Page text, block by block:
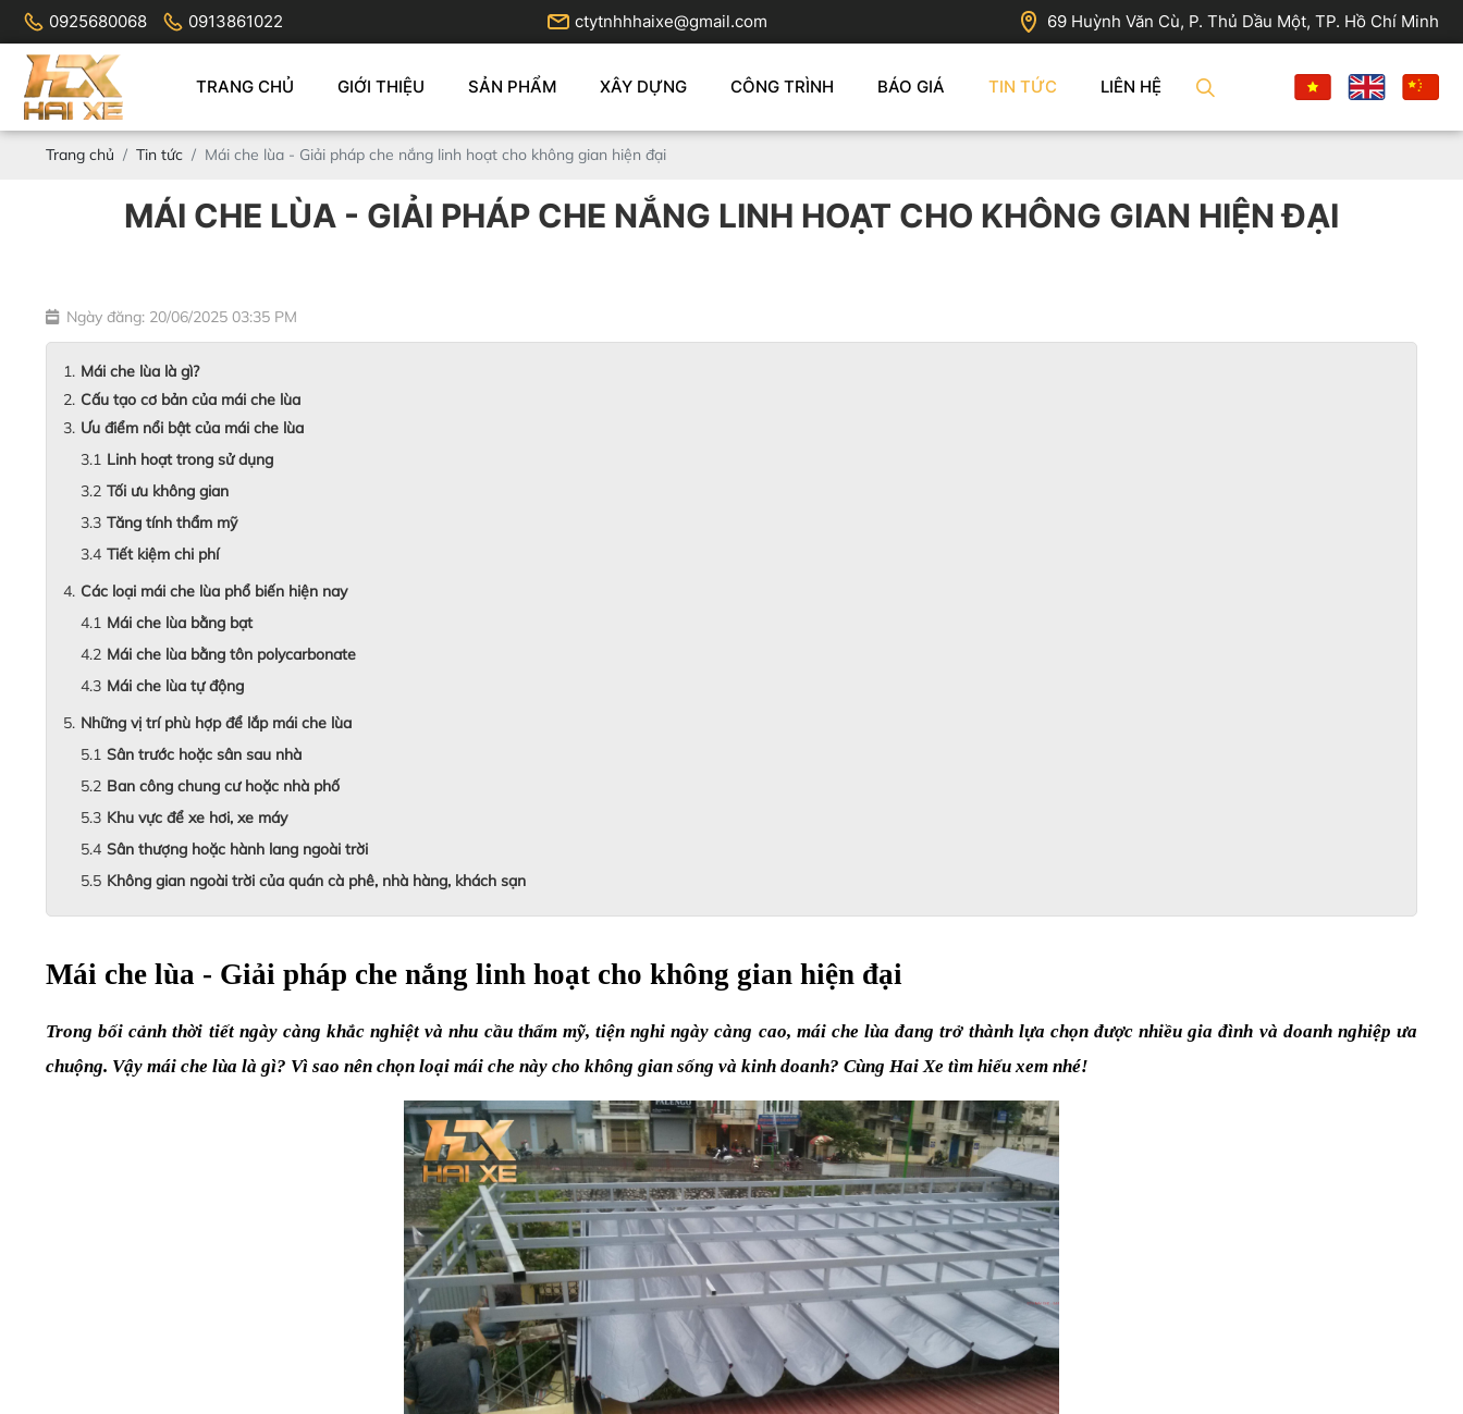
0925680068 0913861022 ctytnhhhaixe@gmail.com 69 Huỳnh Văn Cù, P. Thủ Dầu Một, TP. Hồ Chí Minh
TRANG CHỦ GIỚI THIỆU SẢN PHẨM XÂY DỰNG CÔNG TRÌNH BÁO GIÁ TIN TỨC LIÊN HỆ
Trang chủ Tin tức Mái che lùa - Giải pháp che nắng linh hoạt cho không gian hiện đại
MÁI CHE LÙA - GIẢI PHÁP CHE NẮNG LINH HOẠT CHO KHÔNG GIAN HIỆN ĐẠI
Ngày đăng: 20/06/2025 03:35 PM
Mái che lùa là gì?
Cấu tạo cơ bản của mái che lùa
Ưu điểm nổi bật của mái che lùa
Linh hoạt trong sử dụng
Tối ưu không gian
Tăng tính thẩm mỹ
Tiết kiệm chi phí
Các loại mái che lùa phổ biến hiện nay
Mái che lùa bằng bạt
Mái che lùa bằng tôn polycarbonate
Mái che lùa tự động
Những vị trí phù hợp để lắp mái che lùa
Sân trước hoặc sân sau nhà
Ban công chung cư hoặc nhà phố
Khu vực để xe hơi, xe máy
Sân thượng hoặc hành lang ngoài trời
Không gian ngoài trời của quán cà phê, nhà hàng, khách sạn
Mái che lùa - Giải pháp che nắng linh hoạt cho không gian hiện đại
Trong bối cảnh thời tiết ngày càng khắc nghiệt và nhu cầu thẩm mỹ, tiện nghi ngày càng cao, mái che lùa đang trở thành lựa chọn được nhiều gia đình và doanh nghiệp ưa
chuộng. Vậy mái che lùa là gì? Vì sao nên chọn loại mái che này cho không gian sống và kinh doanh? Cùng Hai Xe tìm hiểu xem nhé!